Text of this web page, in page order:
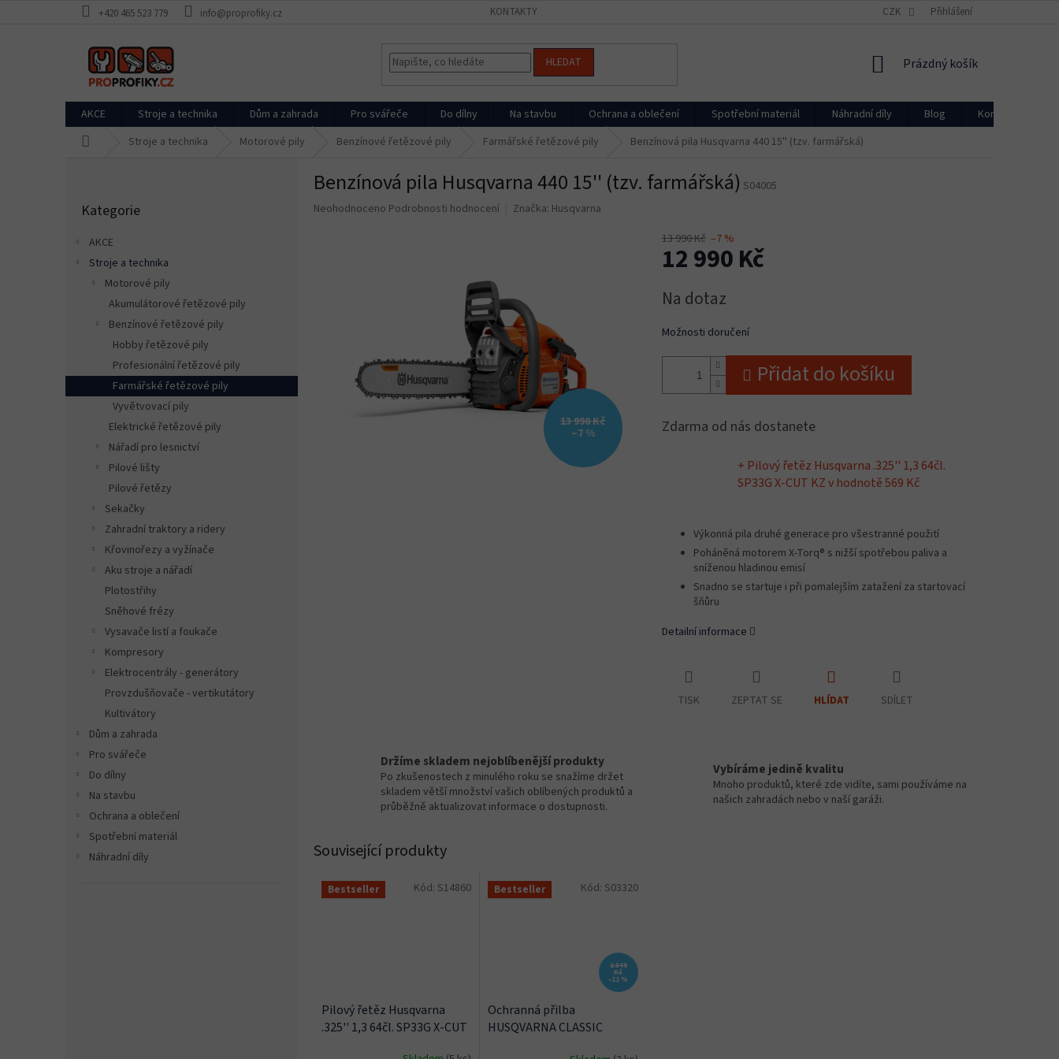
+420 465 523 779 info@proprofiky.cz KONTAKTY CZK Přihlášení
HLEDAT
NÁKUPNÍ
Prázdný košík
AKCE Stroje a technika Dům a zahrada Pro svářeče Do dílny Na stavbu Ochrana a oblečení Spotřební materiál Náhradní díly Blog
Kontakty
Stroje a technika Motorové pily Benzínové řetězové pily Farmářské řetězové pily Benzínová pila Husqvarna 440 15'' (tzv. farmářská)
e
l
kategorie
Kategorie
AKCE
Stroje a technika
Motorové pily
Akumulátorové řetězové pily
Benzínové řetězové pily
Hobby řetězové pily
Profesionální řetězové pily
Farmářské řetězové pily
Vyvětvovací pily
Elektrické řetězové pily
Nářadí pro lesnictví
Pilové lišty
Pilové řetězy
Sekačky
Zahradní traktory a ridery
Křovinořezy a vyžínače
Aku stroje a nářadí
Plotostřihy
Sněhové frézy
Vysavače listí a foukače
Kompresory
Elektrocentrály - generátory
Provzdušňovače - vertikutátory
Kultivátory
Dům a zahrada
Pro svářeče
Do dílny
Na stavbu
Ochrana a oblečení
Spotřební materiál
Náhradní díly
Benzínová pila Husqvarna 440 15'' (tzv. farmářská) S04005
Průměrné
Neohodnoceno Podrobnosti hodnocení Značka: Husqvarna
13 990 Kč
–7 %
13 990 Kč –7 %
12 990 Kč
cena:
Na dotaz
Možnosti doručení
Přidat do košíku
Zdarma od nás dostanete
+ Pilový řetěz Husqvarna .325'' 1,3 64čl.
SP33G X-CUT KZv hodnotě 569 Kč
Výkonná pila druhé generace pro všestranné použití
Poháněná motorem X-Torq® s nižší spotřebou paliva a
sníženou hladinou emisí
Snadno se startuje i při pomalejším zatažení za startovací
šňůru
Detailní informace
TISK ZEPTAT SE HLÍDAT SDÍLET
Držíme skladem nejoblíbenější produkty
Po zkušenostech z minulého roku se snažíme držet
skladem větší množství vašich oblíbených produktů a
průběžně aktualizovat informace o dostupnosti.
Vybíráme jedině kvalitu
Mnoho produktů, které zde vidíte, sami používáme na
našich zahradách nebo v naší garáži.
Související produkty
Bestseller
Pilový řetěz Husqvarna
.325'' 1,3 64čl. SP33G X-CUT
Kód: S14860 Bestseller
1 349
Kč
–11 %
Ochranná přilba
HUSQVARNA CLASSIC
Kód: S03320